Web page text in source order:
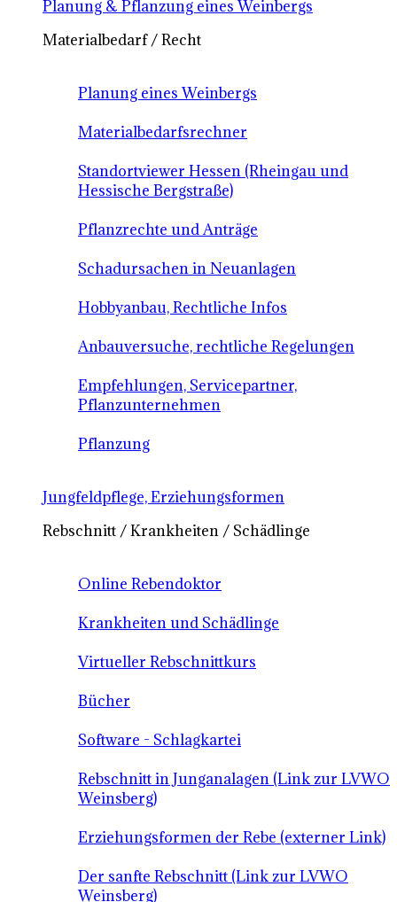
Planung & Pflanzung eines Weinbergs
Materialbedarf / Recht
Planung eines Weinbergs
Materialbedarfsrechner
Standortviewer Hessen (Rheingau und
Hessische Bergstraße)
Pflanzrechte und Anträge
Schadursachen in Neuanlagen
Hobbyanbau, Rechtliche Infos
Anbauversuche, rechtliche Regelungen
Empfehlungen, Servicepartner,
Pflanzunternehmen
Pflanzung
Jungfeldpflege, Erziehungsformen
Rebschnitt / Krankheiten / Schädlinge
Online Rebendoktor
Krankheiten und Schädlinge
Virtueller Rebschnittkurs
Bücher
Software - Schlagkartei
Rebschnitt in Junganalagen (Link zur LVWO
Weinsberg)
Erziehungsformen der Rebe (externer Link)
Der sanfte Rebschnitt (Link zur LVWO
Weinsberg)